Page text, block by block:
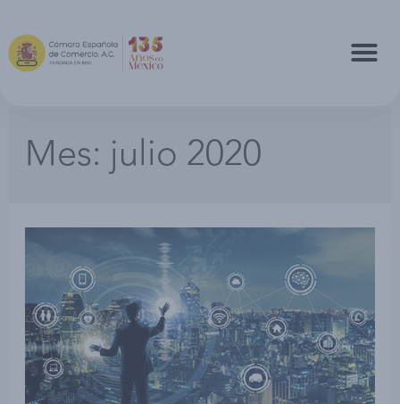
Mes: julio 2020